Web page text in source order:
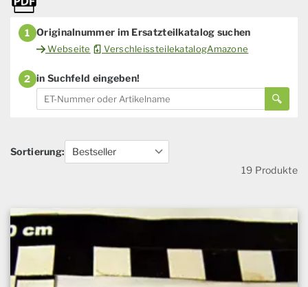
1 Originalnummer im Ersatzteilkatalog suchen
Webseite VerschleissteilekatalogAmazone
2 in Suchfeld eingeben!
Sortierung:
19 Produkte